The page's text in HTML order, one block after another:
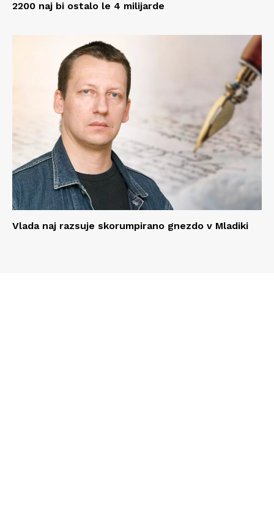
2200 naj bi ostalo le 4 milijarde
Vlada naj razsuje skorumpirano gnezdo v Mladiki